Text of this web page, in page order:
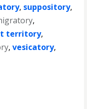
, suppository,
,
territory,
,vesicatory,